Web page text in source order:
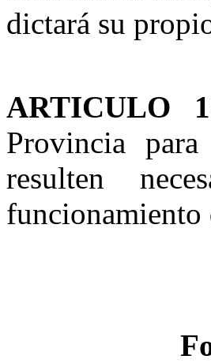
dictará su
ARTICULO
Provincia
resulten
funcionamiento